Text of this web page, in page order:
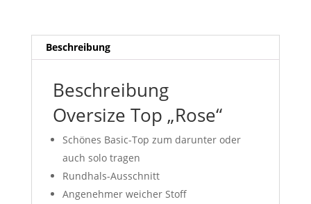
Beschreibung
Beschreibung
Oversize Top „Rose“
Schönes Basic-Top zum darunter oder
auch solo tragen
Rundhals-Ausschnitt
Angenehmer weicher Stoff